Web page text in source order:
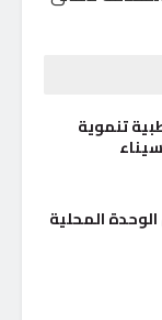
تنموية
المحلية